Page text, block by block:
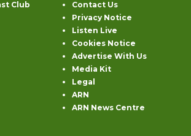
Club
Contact Us
Privacy Notice
Listen Live
Cookies Notice
Advertise With Us
Media Kit
Legal
ARN
ARN News Centre